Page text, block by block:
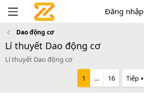
Đăng nhập
Dao động cơ
Lí thuyết Dao động cơ
Lí thuyết Dao động cơ
1 … 16 Tiếp